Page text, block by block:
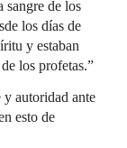
sangre de los
los días de
y estaban
los profetas.”
autoridad ante
esto de